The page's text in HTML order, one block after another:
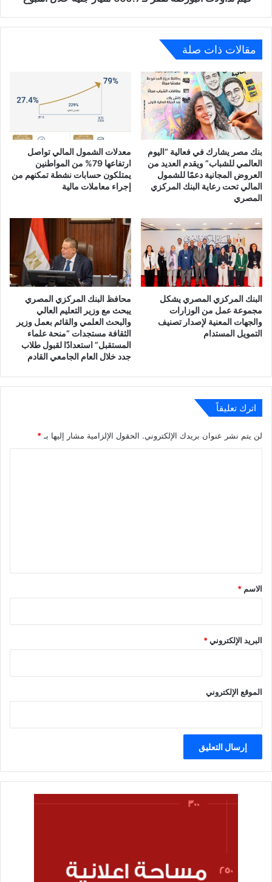
مقالات ذات صلة
بنك مصر يشارك في فعالية “اليوم
العالمي للشباب” ويقدم العديد من
العروض المجانية دعمًا للشمول
المالي تحت رعاية البنك المركزي
المصري
معدلات الشمول المالي تواصل
ارتفاعها 79% من المواطنين
يمتلكون حسابات نشطة تمكنهم من
إجراء معاملات مالية
البنك المركزي المصري يشكل
مجموعة عمل من الوزارات
والجهات المعنية لإصدار تصنيف
التمويل المستدام
محافظ البنك المركزي المصري
يبحث مع وزير التعليم العالي
والبحث العلمي والقائم بعمل وزير
الثقافة مستجدات “منحة علماء
المستقبل” استعدادًا لقبول طلاب
جدد خلال العام الجامعي القادم
اترك تعليقاً
لن يتم نشر عنوان بريدك الإلكتروني. الحقول الإلزامية مشار إليها بـ*
*
الاسم *
البريد الإلكتروني*
الموقع الإلكتروني